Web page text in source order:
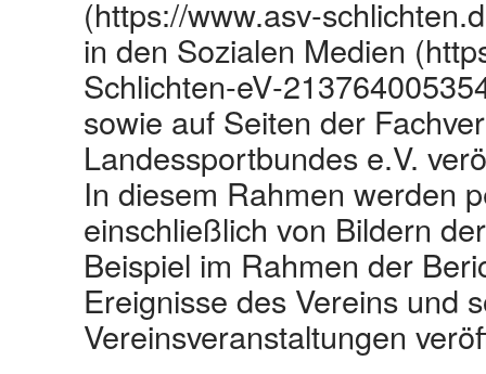
(https://
in den Sozialen Medien
sowie auf Seiten der
Landessportbundes e.V.
In diesem Rahmen werden
einschließlich von Bildern
Beispiel im Rahmen der
Ereignisse des Vereins und
Vereinsveranstaltungen